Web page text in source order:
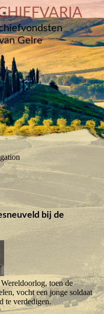
Gelre
bij de
toen de
vocht een jonge soldaat
te verdedigen.